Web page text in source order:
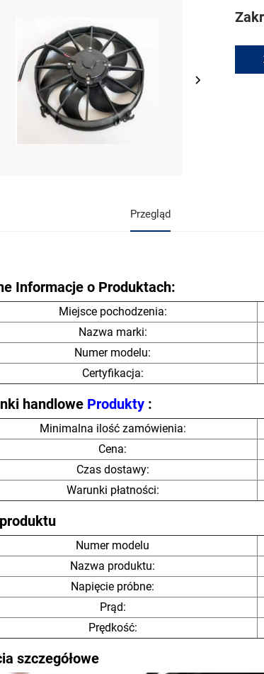
Przegląd
Informacje o Produktach:
Miejsce pochodzenia:
Nazwa marki:
Numer modelu:
Certyfikacja:
handlowe Produkty :
Minimalna ilość zamówienia:
Cena:
Czas dostawy:
Warunki płatności:
Numer modelu
Nazwa produktu:
Napięcie próbne:
Prąd:
Prędkość:
szczegółowe